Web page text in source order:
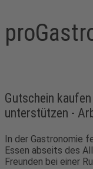
Gutschein
unterstützen -
In der Gastronomie
Essen abseits des
Freunden bei einer